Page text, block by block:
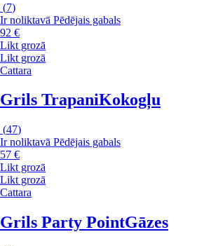
(7)
Ir noliktavā Pēdējais gabals
92 €
Likt grozā
Likt grozā
Cattara
Grils TrapaniKokogļu
(47)
Ir noliktavā Pēdējais gabals
57 €
Likt grozā
Likt grozā
Cattara
Grils Party PointGāzes